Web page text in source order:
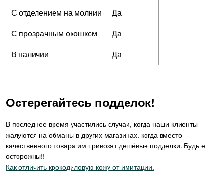
С отделением на молнии
Да
С прозрачным окошком
Да
В наличии
Да
Остерегайтесь подделок!
В последнее время участились случаи, когда наши клиенты
жалуются на обманы в других магазинах, когда вместо
качественного товара им привозят дешёвые подделки. Будьте
осторожны!!
Как отличить крокодиловую кожу от имитации.